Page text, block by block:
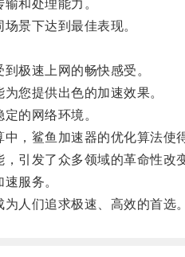
和处理能力。
景下达到最佳表现。
极速上网的畅快感受。
您提供出色的加速效果。
的网络环境。
鲨鱼加速器的优化算法使
引发了众多领域的革命性改变
服务。
人们追求极速、高效的首选。